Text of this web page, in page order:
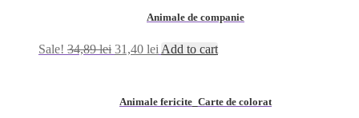
Animale de companie
Sale! 34,89lei 31,40 lei Add to cart
Animale fericite_Carte de colorat